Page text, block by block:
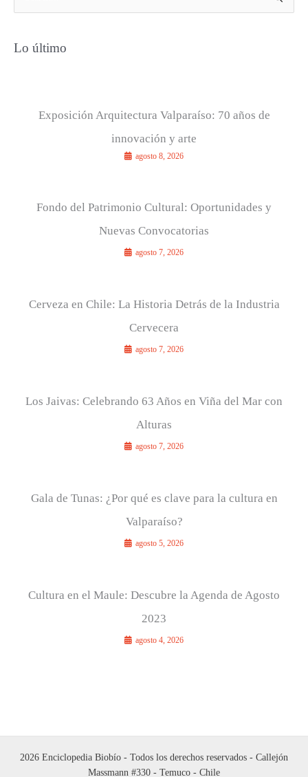
c
Lo último
Exposición Arquitectura Valparaíso: 70 años de
innovación y arte
agosto 8, 2026
Fondo del Patrimonio Cultural: Oportunidades y
Nuevas Convocatorias
agosto 7, 2026
Cerveza en Chile: La Historia Detrás de la Industria
Cervecera
agosto 7, 2026
Los Jaivas: Celebrando 63 Años en Viña del Mar con
Alturas
agosto 7, 2026
Gala de Tunas: ¿Por qué es clave para la cultura en
Valparaíso?
agosto 5, 2026
Cultura en el Maule: Descubre la Agenda de Agosto
2023
agosto 4, 2026
2026 Enciclopedia Biobío - Todos los derechos reservados - Callejón
Massmann #330 - Temuco - Chile